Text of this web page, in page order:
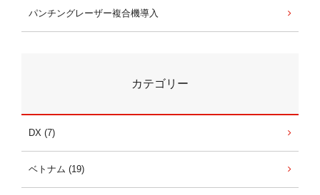
パンチングレーザー複合機導入
カテゴリー
DX (7)
ベトナム (19)